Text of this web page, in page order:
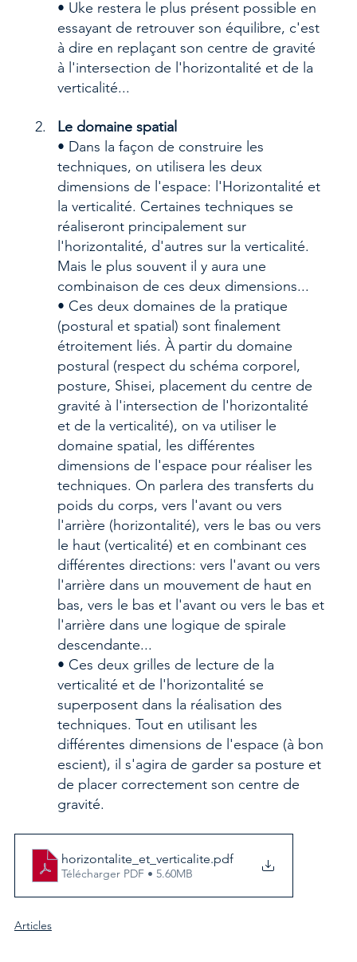
• Uke restera le plus présent possible en
essayant de retrouver son équilibre, c'est
à dire en replaçant son centre de gravité
à l'intersection de l'horizontalité et de la
verticalité...
Le domaine spatial
• Dans la façon de construire les
techniques, on utilisera les deux
dimensions de l'espace: l'Horizontalité et
la verticalité. Certaines techniques se
réaliseront principalement sur
l'horizontalité, d'autres sur la verticalité.
Mais le plus souvent il y aura une
combinaison de ces deux dimensions...
• Ces deux domaines de la pratique
(postural et spatial) sont finalement
étroitement liés. À partir du domaine
postural (respect du schéma corporel,
posture, Shisei, placement du centre de
gravité à l'intersection de l'horizontalité
et de la verticalité), on va utiliser le
domaine spatial, les différentes
dimensions de l'espace pour réaliser les
techniques. On parlera des transferts du
poids du corps, vers l'avant ou vers
l'arrière (horizontalité), vers le bas ou vers
le haut (verticalité) et en combinant ces
différentes directions: vers l'avant ou vers
l'arrière dans un mouvement de haut en
bas, vers le bas et l'avant ou vers le bas et
l'arrière dans une logique de spirale
descendante...
• Ces deux grilles de lecture de la
verticalité et de l'horizontalité se
superposent dans la réalisation des
techniques. Tout en utilisant les
différentes dimensions de l'espace (à bon
escient), il s'agira de garder sa posture et
de placer correctement son centre de
gravité.
horizontalite_et_verticalite.pdf
Télécharger PDF • 5.60MB
Articles